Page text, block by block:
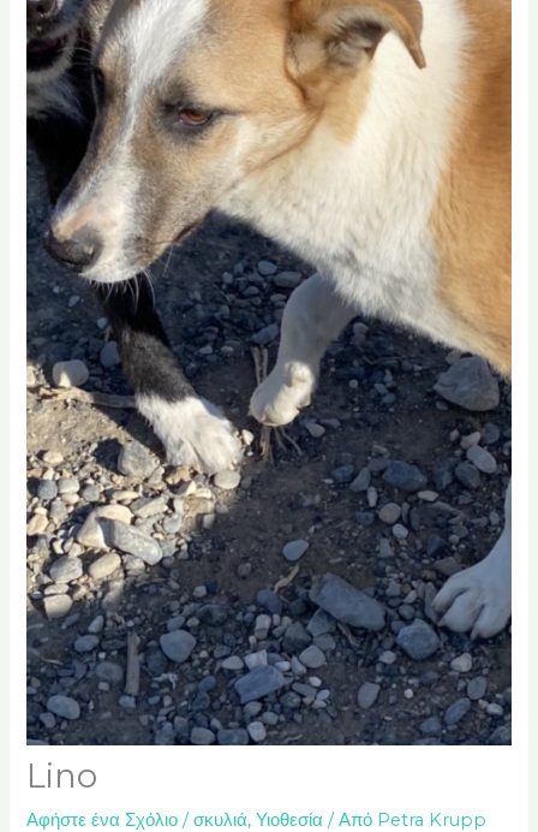
Lino
Αφήστε ένα Σχόλιο /σκυλιά,Υιοθεσία / Από Petra Krupp